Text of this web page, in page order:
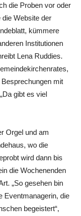
die Proben vor oder
die Website der
kümmere
Institutionen
Lena Ruddies.
mit
gibt es viel
Orgel und am
wo die
wird dann bis
die Wochenenden
„So gesehen bin
Eventmanagerin, die
begeistert“,